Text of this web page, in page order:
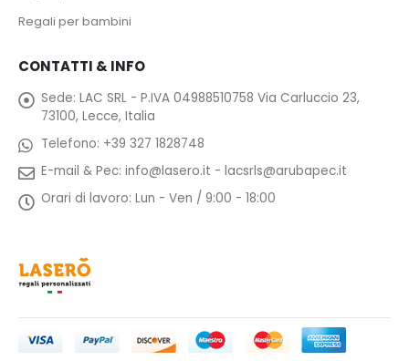
Regali per bambini
CONTATTI & INFO
Sede: LAC SRL - P.IVA 04988510758 Via Carluccio 23,
73100, Lecce, Italia
Telefono: +39 327 1828748
E-mail & Pec: info@lasero.it - lacsrls@arubapec.it
Orari di lavoro: Lun - Ven / 9:00 - 18:00